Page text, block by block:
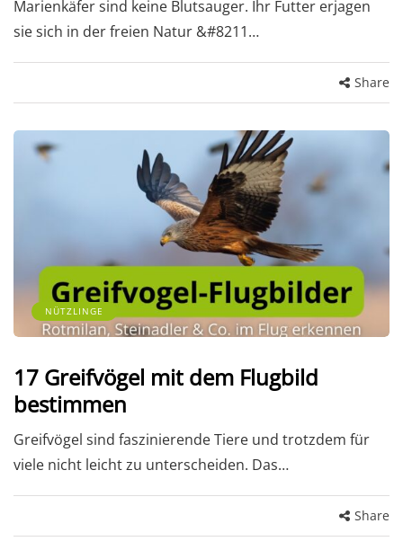
Marienkäfer sind keine Blutsauger. Ihr Futter erjagen
sie sich in der freien Natur &#8211…
Share
NÜTZLINGE
17 Greifvögel mit dem Flugbild
bestimmen
Greifvögel sind faszinierende Tiere und trotzdem für
viele nicht leicht zu unterscheiden. Das…
Share